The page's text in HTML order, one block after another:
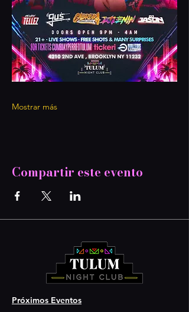
Mostrar más
Compartir este evento
Próximos Eventos